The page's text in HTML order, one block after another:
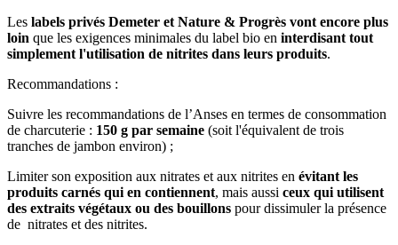
Les labels privés Demeter et Nature & Progrès vont encore plus
loin que les exigences minimales du label bio en interdisant tout
simplement l'utilisation de nitrites dans leurs produits.
Recommandations :
Suivre les recommandations de l’Anses en termes de consommation
de charcuterie : 150 g par semaine (soit l'équivalent de trois
tranches de jambon environ) ;
Limiter son exposition aux nitrates et aux nitrites en évitant les
produits carnés qui en contiennent, mais aussi ceux qui utilisent
des extraits végétaux ou des bouillons pour dissimuler la présence
de nitrates et des nitrites.